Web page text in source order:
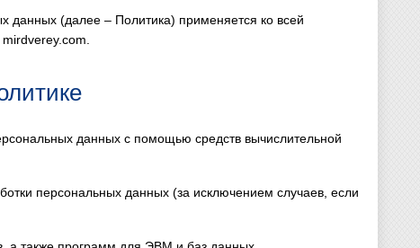
данных (далее – Политика) применяется ко всей
данных с помощью средств вычислительной
персональных данных (за исключением случаев, если